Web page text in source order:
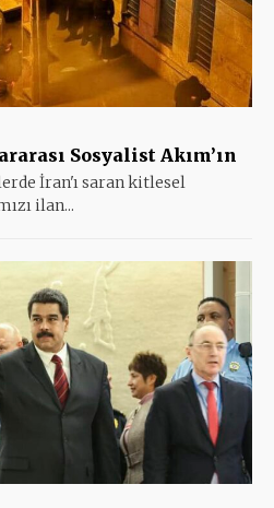
Sosyalist Akım’ın
İran'ı saran kitlesel
ilan...